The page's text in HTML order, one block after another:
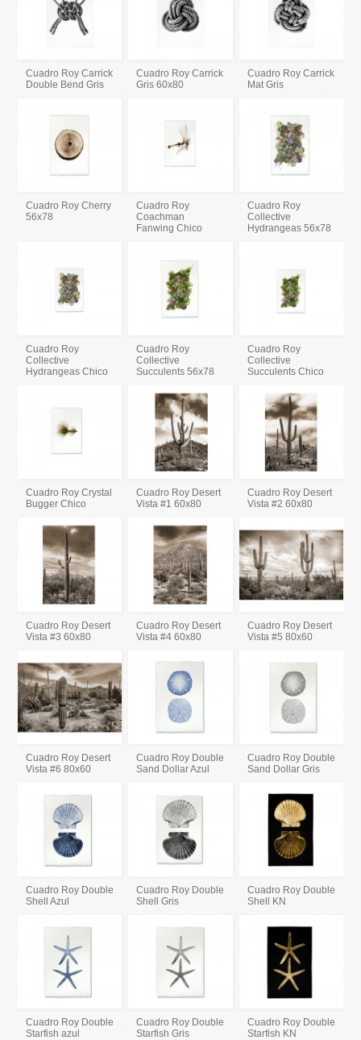
Cuadro Roy Carrick
Double Bend Gris
Cuadro Roy Carrick
Gris 60x80
Cuadro Roy Carrick
Mat Gris
Cuadro Roy Cherry
56x78
Cuadro Roy
Coachman
Fanwing Chico
Cuadro Roy
Collective
Hydrangeas 56x78
Cuadro Roy
Collective
Hydrangeas Chico
Cuadro Roy
Collective
Succulents 56x78
Cuadro Roy
Collective
Succulents Chico
Cuadro Roy Crystal
Bugger Chico
Cuadro Roy Desert
Vista #1 60x80
Cuadro Roy Desert
Vista #2 60x80
Cuadro Roy Desert
Vista #3 60x80
Cuadro Roy Desert
Vista #4 60x80
Cuadro Roy Desert
Vista #5 80x60
Cuadro Roy Desert
Vista #6 80x60
Cuadro Roy Double
Sand Dollar Azul
Cuadro Roy Double
Sand Dollar Gris
Cuadro Roy Double
Shell Azul
Cuadro Roy Double
Shell Gris
Cuadro Roy Double
Shell KN
Cuadro Roy Double
Starfish azul
Cuadro Roy Double
Starfish Gris
Cuadro Roy Double
Starfish KN